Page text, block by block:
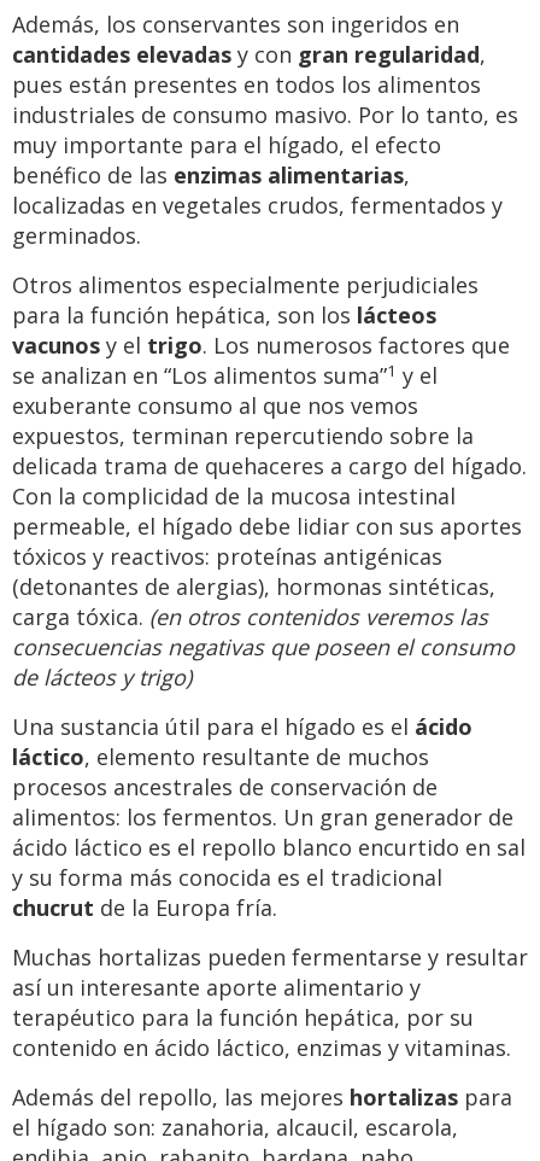
Además, los conservantes son ingeridos en
cantidades elevadas y con gran regularidad,
pues están presentes en todos los alimentos
industriales de consumo masivo. Por lo tanto, es
muy importante para el hígado, el efecto
benéfico de las enzimas alimentarias,
localizadas en vegetales crudos, fermentados y
germinados.
Otros alimentos especialmente perjudiciales
para la función hepática, son los lácteos
vacunos y el trigo. Los numerosos factores que
se analizan en “Los alimentos suma”1 y el
exuberante consumo al que nos vemos
expuestos, terminan repercutiendo sobre la
delicada trama de quehaceres a cargo del hígado.
Con la complicidad de la mucosa intestinal
permeable, el hígado debe lidiar con sus aportes
tóxicos y reactivos: proteínas antigénicas
(detonantes de alergias), hormonas sintéticas,
carga tóxica. (en otros contenidos veremos las
consecuencias negativas que poseen el consumo
de lácteos y trigo)
Una sustancia útil para el hígado es el ácido
láctico, elemento resultante de muchos
procesos ancestrales de conservación de
alimentos: los fermentos. Un gran generador de
ácido láctico es el repollo blanco encurtido en sal
y su forma más conocida es el tradicional
chucrut de la Europa fría.
Muchas hortalizas pueden fermentarse y resultar
así un interesante aporte alimentario y
terapéutico para la función hepática, por su
contenido en ácido láctico, enzimas y vitaminas.
Además del repollo, las mejores hortalizas para
el hígado son: zanahoria, alcaucil, escarola,